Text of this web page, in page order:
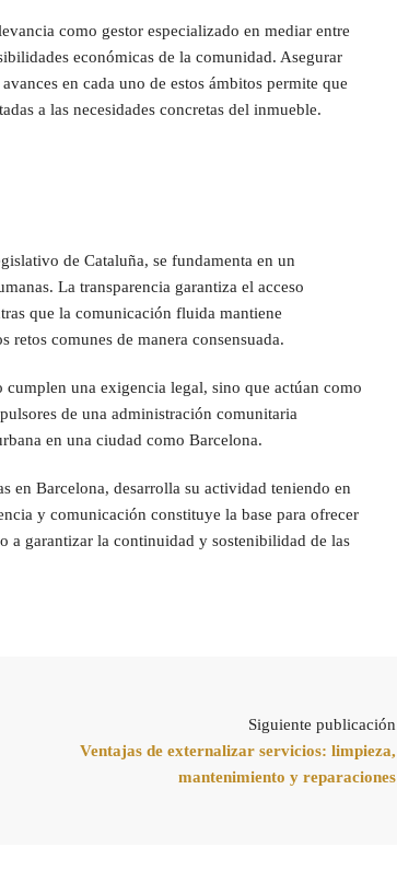
como gestor especializado en mediar entre
económicas de la comunidad. Asegurar
en cada uno de estos ámbitos permite que
a las necesidades concretas del inmueble.
de Cataluña, se fundamenta en un
La transparencia garantiza el acceso
que la comunicación fluida mantiene
comunes de manera consensuada.
una exigencia legal, sino que actúan como
de una administración comunitaria
en una ciudad como Barcelona.
en Barcelona, desarrolla su actividad teniendo en
y comunicación constituye la base para ofrecer
a garantizar la continuidad y sostenibilidad de las
Siguiente publicación
Ventajas de externalizar servicios: limpieza,
mantenimiento y reparaciones